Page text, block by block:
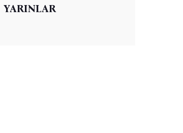
YARINLAR